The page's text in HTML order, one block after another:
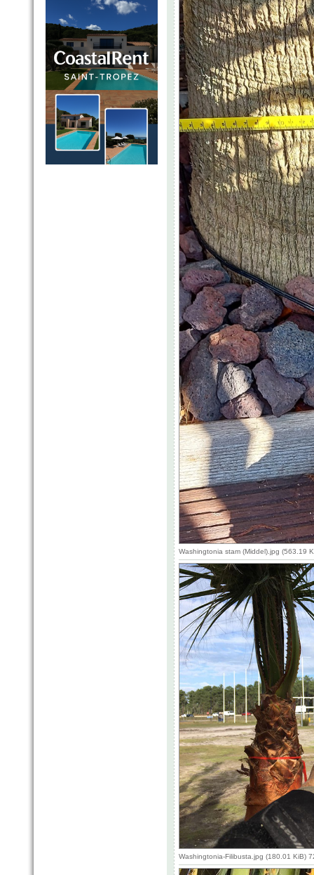
Washingtonia stam (Middel).jpg (563.19
Washingtonia-Filibusta.jpg (180.01 KiB)